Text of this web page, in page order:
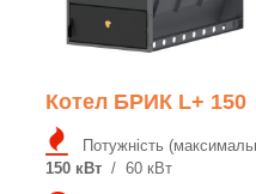
Котел БРИК L+ 150
Потужність
150 кВт / 60 кВт